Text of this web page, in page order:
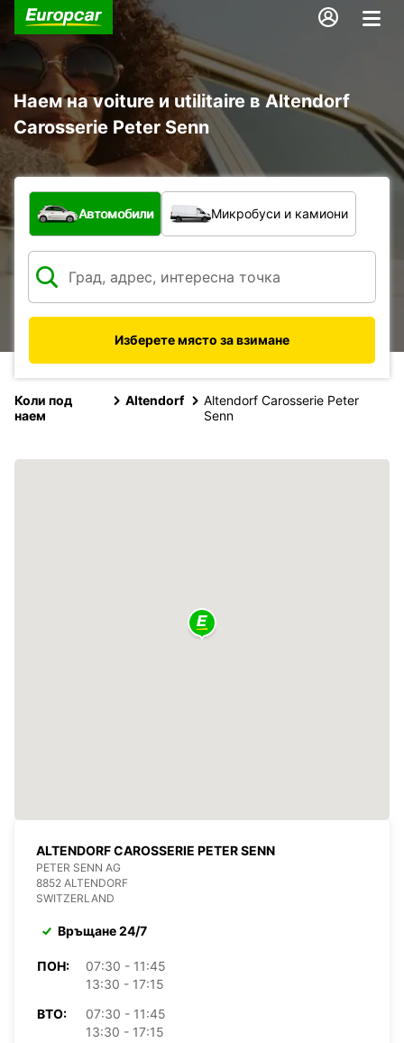
Наем на voiture и utilitaire в Altendorf
Carosserie Peter Senn
С какво превозно средство?
Автомобили Микробуси и камиони
Изберете място за взимане
Коли под
наем
Altendorf
Altendorf Carosserie Peter
Senn
ALTENDORF CAROSSERIE PETER SENN
PETER SENN AG
8852 ALTENDORF
SWITZERLAND
Връщане 24/7
ПОН:
07:30 - 11:45
13:30 - 17:15
ВТО:
07:30 - 11:45
13:30 - 17:15